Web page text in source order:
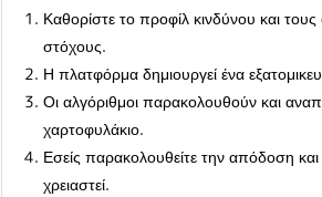
Καθορίστε το προφίλ κινδύνου και τους
στόχους.
Η πλατφόρμα δημιουργεί ένα
Οι αλγόριθμοι παρακολουθούν και
χαρτοφυλάκιο.
Εσείς παρακολουθείτε την απόδοση
χρειαστεί.